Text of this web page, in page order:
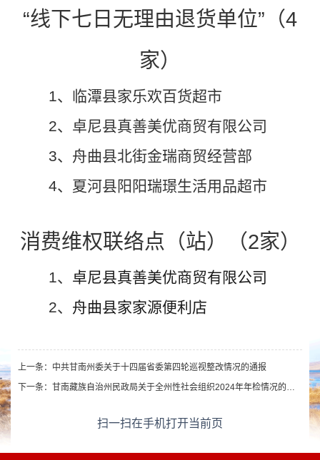
“线下七日无理由退货单位”（4
家）
1、临潭县家乐欢百货超市
2、卓尼县真善美优商贸有限公司
3、 舟曲县北街金瑞商贸经营部
4、 夏河县阳阳瑞璟生活用品超市
消费维权联络点（站）（2家）
1、 卓尼县真善美优商贸有限公司
2、 舟曲县家家源便利店
上一条： 中共甘南州委关于十四届省委第四轮巡视整改情况的通报
下一条： 甘南藏族自治州民政局关于全州性社会组织2024年年检情况的公告
扫一扫在手机打开当前页